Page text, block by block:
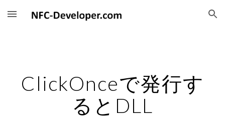
Skip to main content Skip to navigation
ClickOnceで発行す
るとDLL